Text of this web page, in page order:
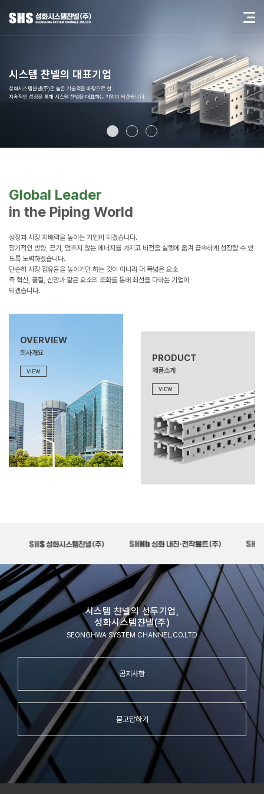
시스템 챤넬의 대표기업
성화시스템챤넬(주)은 높은 기술력을 바탕으로 한
지속적인 성장을 통해 시스템 챤넬을 대표하는 기업이 되겠습니다.
Global Leader
in the Piping World
성장과 시장 지배력을 높이는 기업이 되겠습니다.
장기적인 방향, 끈기, 멈추지 않는 에너지를 가지고 비전을 실행에 옮겨 급속하게 성장할 수 있
도록 노력하겠습니다.
단순히 시장 점유율을 높이기만 하는 것이 아니라 더 폭넓은 요소
즉 혁신, 품질, 신망과 같은 요소의 조화를 통해 최선을 다하는 기업이
되겠습니다.
OVERVIEW
회사개요
VIEW
PRODUCT
제품소개
VIEW
시스템 챤넬의 선두기업,
성화시스템챤넬(주)
SEONGHWA SYSTEM CHANNEL.CO.LTD
공지사항
묻고답하기